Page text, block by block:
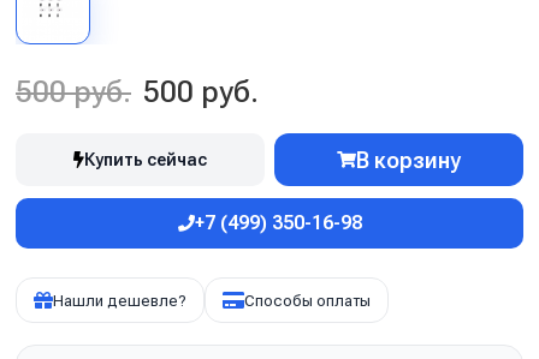
500 руб. 500 руб.
Купить сейчас В корзину
+7 (499) 350-16-98
Нашли дешевле? Способы оплаты